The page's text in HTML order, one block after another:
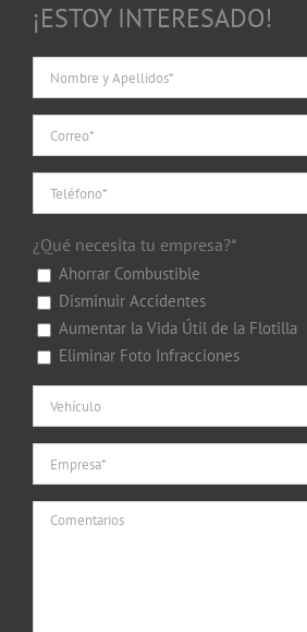
¡ESTOY INTERESADO!
¿Qué necesita tu empresa?*
Ahorrar Combustible
Disminuir Accidentes
Aumentar la Vida Útil de la Flotilla
Eliminar Foto Infracciones